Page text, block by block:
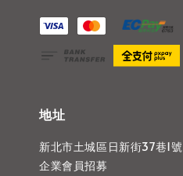
地址
新北市土城區日新街37巷1號
企業會員招募